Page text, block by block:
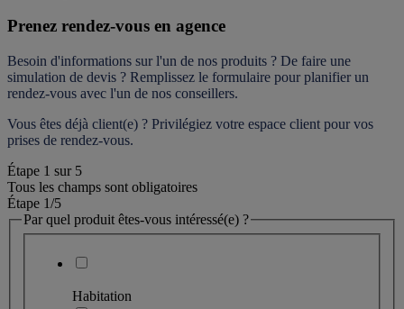
Prenez rendez-vous en agence
Besoin d'informations sur l'un de nos produits ? De faire une
simulation de devis ? Remplissez le formulaire pour planifier un
rendez-vous avec l'un de nos conseillers.
Vous êtes déjà client(e) ? Privilégiez votre espace client pour vos
prises de rendez-vous.
Étape 1 sur 5
Tous les champs sont obligatoires
Étape 1/5
Par quel produit êtes-vous intéressé(e) ?
Habitation